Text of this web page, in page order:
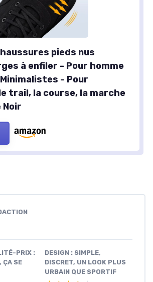
pieds nus
à enfiler - Pour homme
- Pour
trail, la course, la marche
Noir
PRIX :
ÇA SE
DESIGN : SIMPLE,
DISCRET, UN LOOK PLUS
URBAIN QUE SPORTIF